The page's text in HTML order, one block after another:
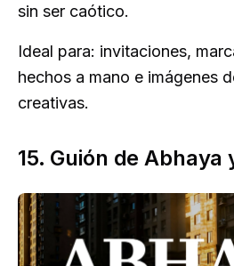
sin ser caótico.
Ideal para: invitaciones,
hechos a mano e imágenes
creativas.
15. Guión de Abhaya